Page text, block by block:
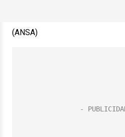
(ANSA)